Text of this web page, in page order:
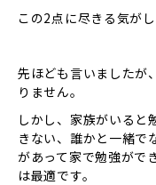
この2点に尽きる気がし
先ほども言いましたが
りません。
しかし、家族がいると
きない、誰かと一緒で
があって家で勉強がで
は最適です。